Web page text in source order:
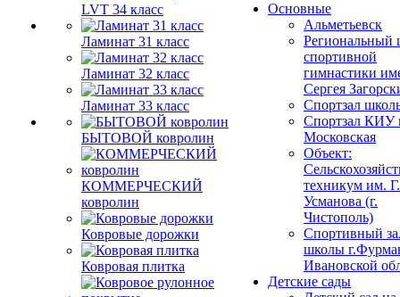
LVT 34 класс
Ламинат 31 класс
Ламинат 32 класс
Ламинат 33 класс
БЫТОВОЙ ковролин
КОММЕРЧЕСКИЙ
ковролин
Ковровые дорожки
Ковровая плитка
Основные
Альметьевск
Региональный
спортивной
гимнастики
Сергея
Спортзал
Спортзал КИУ
Московская
Объект:
техникум им.
Усманова (г.
Чистополь)
Спортивный
школы
Ивановской
Детские сады